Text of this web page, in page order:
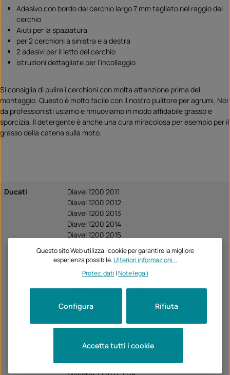
Adesivo con bordo del cerchio largo 7 mm tagliato nel raggio del
cerchio
Aiuti per la spaziatura
per 2 cerchioni a sinistra e a destra
2 adesivi per il letto del cerchio
istruzioni dettagliate per l'incollaggio
Si consiglia di pulire i cerchioni con molta attenzione prima del
montaggio. Questo è molto facile con il nostro pulitore per agrumi. Noi
da professionisti usiamo e rimuoviamo in modo affidabile grasso e
sporcizia. Il detergente è anche una cura miracolosa per esempio per il
grasso della catena sulla moto.
Ducati
Diavel 1200 2011
Diavel 1200 2012
Diavel 1200 2013
Diavel 1200 2014
Diavel 1200 2015
Diavel 1200 2017
Diavel 1200 2018
Monster 1200 / S 2014
Monster 1200 / S 2015
Monster 1200 / S 2017
Monster 1200 / S 2018
Monster 1200 / S 2020
Monster 1200 R 2017
Questo sito Web utilizza i cookie per garantire la migliore
esperienza possibile.Ulteriori informazioni...
Protez. dati |Note legali
Rifiuta
Configura
Accetta tutti i cookie